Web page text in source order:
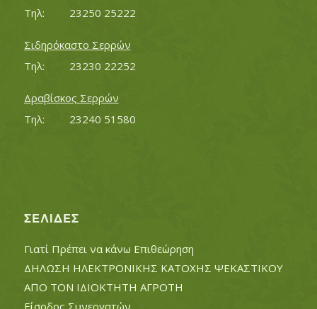
Τηλ:		23250 25222
Σιδηρόκαστο Σερρών
Τηλ:		23230 22252
Δραβίσκος Σερρών
Τηλ:		23240 51580
ΣΕΛΊΔΕΣ
Γιατί Πρέπει να κάνω Επιθεώρηση
ΔΗΛΩΣΗ ΗΛΕΚΤΡΟΝΙΚΗΣ ΚΑΤΟΧΗΣ ΨΕΚΑΣΤΙΚΟΥ
ΑΠΟ ΤΟΝ ΙΔΙΟΚΤΗΤΗ ΑΓΡΟΤΗ